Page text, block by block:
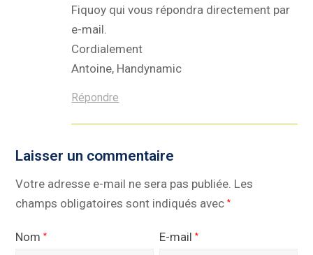
Fiquoy qui vous répondra directement par
e-mail.
Cordialement
Antoine, Handynamic
Répondre
Laisser un commentaire
Votre adresse e-mail ne sera pas publiée. Les
champs obligatoires sont indiqués avec*
Nom* E-mail*